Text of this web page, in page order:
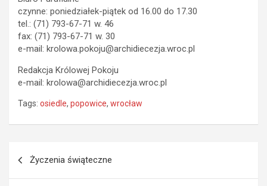
czynne: poniedziałek-piątek od 16.00 do 17.30
tel.: (71) 793-67-71 w. 46
fax: (71) 793-67-71 w. 30
e-mail: krolowa.pokoju@archidiecezja.wroc.pl
Redakcja Królowej Pokoju
e-mail: krolowa@archidiecezja.wroc.pl
Tags: osiedle, popowice, wrocław
Nawigacja
wpisu
Życzenia świąteczne